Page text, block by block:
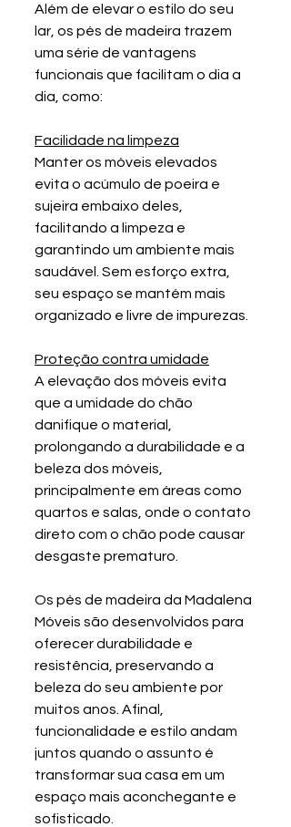
Além de elevar o estilo do seu
lar, os pés de madeira trazem
uma série de vantagens
funcionais que facilitam o dia a
dia, como:
Facilidade na limpeza
Manter os móveis elevados
evita o acúmulo de poeira e
sujeira embaixo deles,
facilitando a limpeza e
garantindo um ambiente mais
saudável. Sem esforço extra,
seu espaço se mantém mais
organizado e livre de impurezas.
Proteção contra umidade
A elevação dos móveis evita
que a umidade do chão
danifique o material,
prolongando a durabilidade e a
beleza dos móveis,
principalmente em áreas como
quartos e salas, onde o contato
direto com o chão pode causar
desgaste prematuro.
Os pés de madeira da Madalena
Móveis são desenvolvidos para
oferecer durabilidade e
resistência, preservando a
beleza do seu ambiente por
muitos anos. Afinal,
funcionalidade e estilo andam
juntos quando o assunto é
transformar sua casa em um
espaço mais aconchegante e
sofisticado.